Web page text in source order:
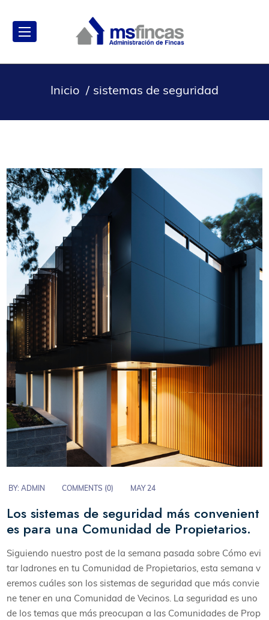
Inicio sistemas de seguridad
BY:ADMIN COMMENTS (0) MAY 24
Los sistemas de seguridad más convenient
es para una Comunidad de Propietarios.
Siguiendo nuestro post de la semana pasada sobre Cómo evi
tar ladrones en tu Comunidad de Propietarios, esta semana v
eremos cuáles son los sistemas de seguridad que más convie
ne tener en una Comunidad de Vecinos. La seguridad es uno
de los temas que más preocupan a las Comunidades de Prop